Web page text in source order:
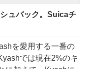
ュバック。Suicaチ
を愛用する一番の
では現在2%のキ